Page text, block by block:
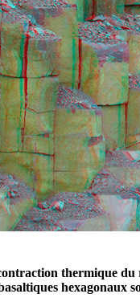
thermique
hexagonaux